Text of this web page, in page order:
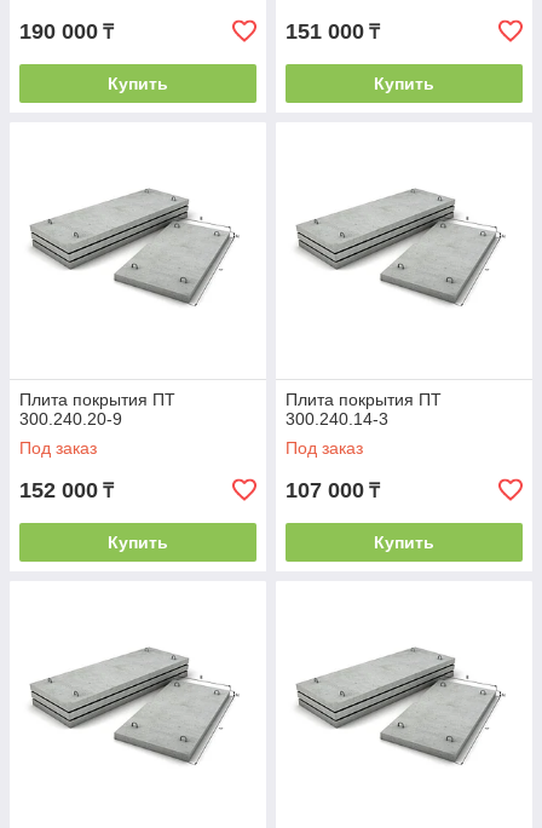
190 000 ₸
Купить
151 000 ₸
Купить
Плита покрытия ПТ
300.240.20-9
Под заказ
152 000 ₸
Купить
Плита покрытия ПТ
300.240.14-3
Под заказ
107 000 ₸
Купить